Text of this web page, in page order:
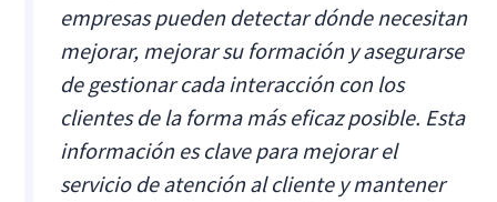
empresas pueden detectar dónde necesitan
mejorar, mejorar su formación y asegurarse
de gestionar cada interacción con los
clientes de la forma más eficaz posible. Esta
información es clave para mejorar el
servicio de atención al cliente y mantener